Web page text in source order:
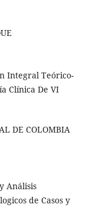
Integral Teórico-
Clínica De VI
DE COLOMBIA
Análisis
de Casos y